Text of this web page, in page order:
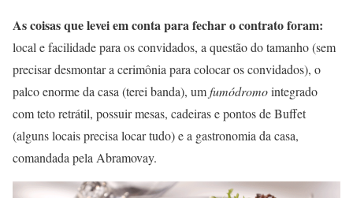
As coisas que levei em conta para fechar o contrato foram:
local e facilidade para os convidados, a questão do tamanho (sem
precisar desmontar a cerimônia para colocar os convidados), o
palco enorme da casa (terei banda), umfumódromointegrado
com teto retrátil, possuir mesas, cadeiras e pontos de Buffet
(alguns locais precisa locar tudo) e a gastronomia da casa,
comandada pela Abramovay.